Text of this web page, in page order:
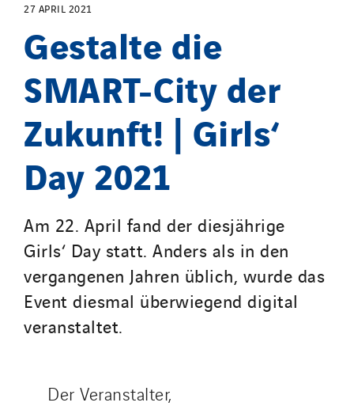
27 APRIL 2021
Gestalte die
SMART-City der
Zukunft! | Girls‘
Day 2021
Am 22. April fand der diesjährige
Girls‘ Day statt. Anders als in den
vergangenen Jahren üblich, wurde das
Event diesmal überwiegend digital
veranstaltet.
Der Veranstalter,
Tunzini Toulouse
Tunzini Troyes
Twyver
Uxello
Valette
VINCI Stiftung
LÄNDERSEITEN
Austria
Belgium
Brasil
Czech Republic
Indonesia